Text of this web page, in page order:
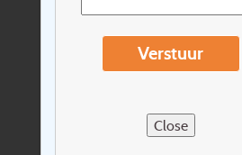
Verstuur
Close
Reisvoorwaarden
Sitemap